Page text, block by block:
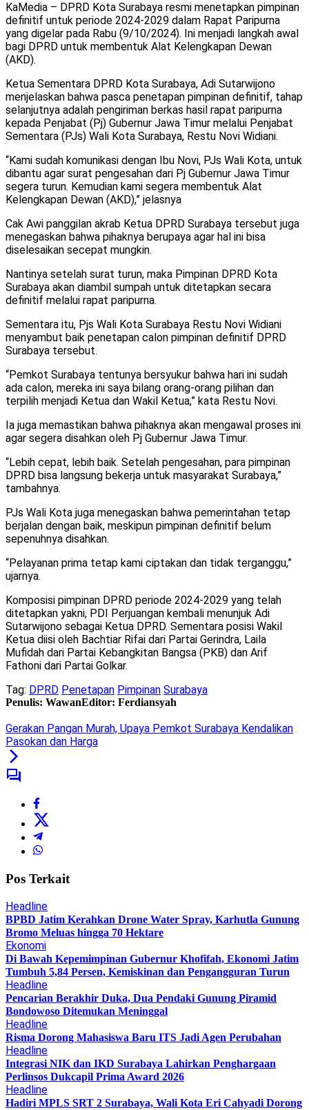
KaMedia – DPRD Kota Surabaya resmi menetapkan pimpinan
definitif untuk periode 2024-2029 dalam Rapat Paripurna
yang digelar pada Rabu (9/10/2024). Ini menjadi langkah awal
bagi DPRD untuk membentuk Alat Kelengkapan Dewan
(AKD).
Ketua Sementara DPRD Kota Surabaya, Adi Sutarwijono
menjelaskan bahwa pasca penetapan pimpinan definitif, tahap
selanjutnya adalah pengiriman berkas hasil rapat paripurna
kepada Penjabat (Pj) Gubernur Jawa Timur melalui Penjabat
Sementara (PJs) Wali Kota Surabaya, Restu Novi Widiani.
“Kami sudah komunikasi dengan Ibu Novi, PJs Wali Kota, untuk
dibantu agar surat pengesahan dari Pj Gubernur Jawa Timur
segera turun. Kemudian kami segera membentuk Alat
Kelengkapan Dewan (AKD),” jelasnya
Cak Awi panggilan akrab Ketua DPRD Surabaya tersebut juga
menegaskan bahwa pihaknya berupaya agar hal ini bisa
diselesaikan secepat mungkin.
Nantinya setelah surat turun, maka Pimpinan DPRD Kota
Surabaya akan diambil sumpah untuk ditetapkan secara
definitif melalui rapat paripurna.
Sementara itu, Pjs Wali Kota Surabaya Restu Novi Widiani
menyambut baik penetapan calon pimpinan definitif DPRD
Surabaya tersebut.
“Pemkot Surabaya tentunya bersyukur bahwa hari ini sudah
ada calon, mereka ini saya bilang orang-orang pilihan dan
terpilih menjadi Ketua dan Wakil Ketua,” kata Restu Novi.
Ia juga memastikan bahwa pihaknya akan mengawal proses ini
agar segera disahkan oleh Pj Gubernur Jawa Timur.
“Lebih cepat, lebih baik. Setelah pengesahan, para pimpinan
DPRD bisa langsung bekerja untuk masyarakat Surabaya,”
tambahnya.
PJs Wali Kota juga menegaskan bahwa pemerintahan tetap
berjalan dengan baik, meskipun pimpinan definitif belum
sepenuhnya disahkan.
“Pelayanan prima tetap kami ciptakan dan tidak terganggu,”
ujarnya.
Komposisi pimpinan DPRD periode 2024-2029 yang telah
ditetapkan yakni, PDI Perjuangan kembali menunjuk Adi
Sutarwijono sebagai Ketua DPRD. Sementara posisi Wakil
Ketua diisi oleh Bachtiar Rifai dari Partai Gerindra, Laila
Mufidah dari Partai Kebangkitan Bangsa (PKB) dan Arif
Fathoni dari Partai Golkar.
Tag: DPRD Penetapan Pimpinan Surabaya
Penulis: WawanEditor: Ferdiansyah
Gerakan Pangan Murah, Upaya Pemkot Surabaya Kendalikan
Pasokan dan Harga
Pos Terkait
Headline
BPBD Jatim Kerahkan Drone Water Spray, Karhutla Gunung
Bromo Meluas hingga 70 Hektare
Ekonomi
Di Bawah Kepemimpinan Gubernur Khofifah, Ekonomi Jatim
Tumbuh 5,84 Persen, Kemiskinan dan Pengangguran Turun
Headline
Pencarian Berakhir Duka, Dua Pendaki Gunung Piramid
Bondowoso Ditemukan Meninggal
Headline
Risma Dorong Mahasiswa Baru ITS Jadi Agen Perubahan
Headline
Integrasi NIK dan IKD Surabaya Lahirkan Penghargaan
Perlinsos Dukcapil Prima Award 2026
Headline
Hadiri MPLS SRT 2 Surabaya, Wali Kota Eri Cahyadi Dorong